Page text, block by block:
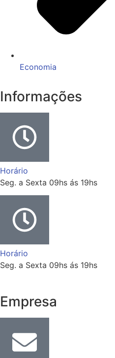
Economia
Informações
Horário
Seg. a Sexta 09hs ás 19hs
Horário
Seg. a Sexta 09hs ás 19hs
Empresa